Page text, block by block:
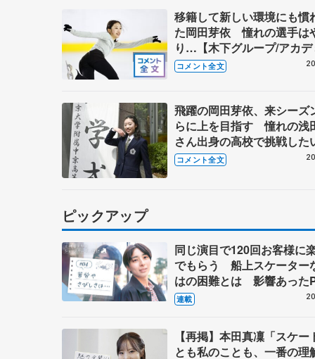
移籍して新しい環境にも慣
た岡田芽依 憧れの選手は
り…【木下グループ/アカデ
習公開】
コメント全文
飛躍の岡田芽依、来シーズ
らに上を目指す 憧れの浅
さん出身の高校で挑戦した
と 【中京大中京高入学
コメント全文
ピックアップ
同じ演目で120回お客様に
でもらう 船上スケーター
はの困難とは 影響あった
キャプテン松永さんの存在
連載
【再掲】本田真凜「スケー
とも私のことも、一番の理